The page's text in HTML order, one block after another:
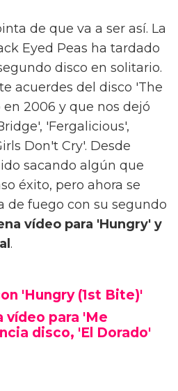
de que va a ser así. La
Eyed Peas ha tardado
disco en solitario.
acuerdes del disco 'The
2006 y que nos dejó
'Fergalicious',
Don't Cry'. Desde
sacando algún que
éxito, pero ahora se
de fuego con su segundo
vídeo para 'Hungry' y
.
'Hungry (1st Bite)'
vídeo para 'Me
disco, 'El Dorado'